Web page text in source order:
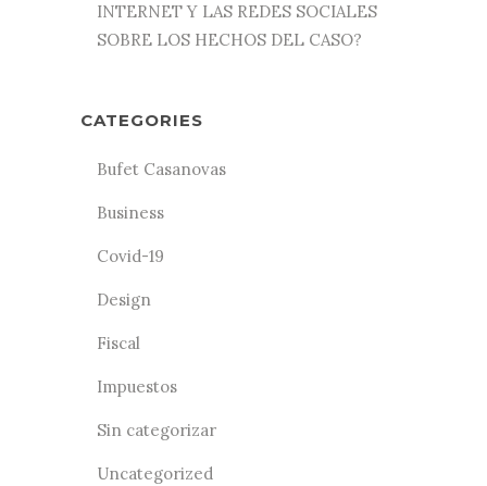
INTERNET Y LAS REDES SOCIALES
SOBRE LOS HECHOS DEL CASO?
CATEGORIES
Bufet Casanovas
Business
Covid-19
Design
Fiscal
Impuestos
Sin categorizar
Uncategorized